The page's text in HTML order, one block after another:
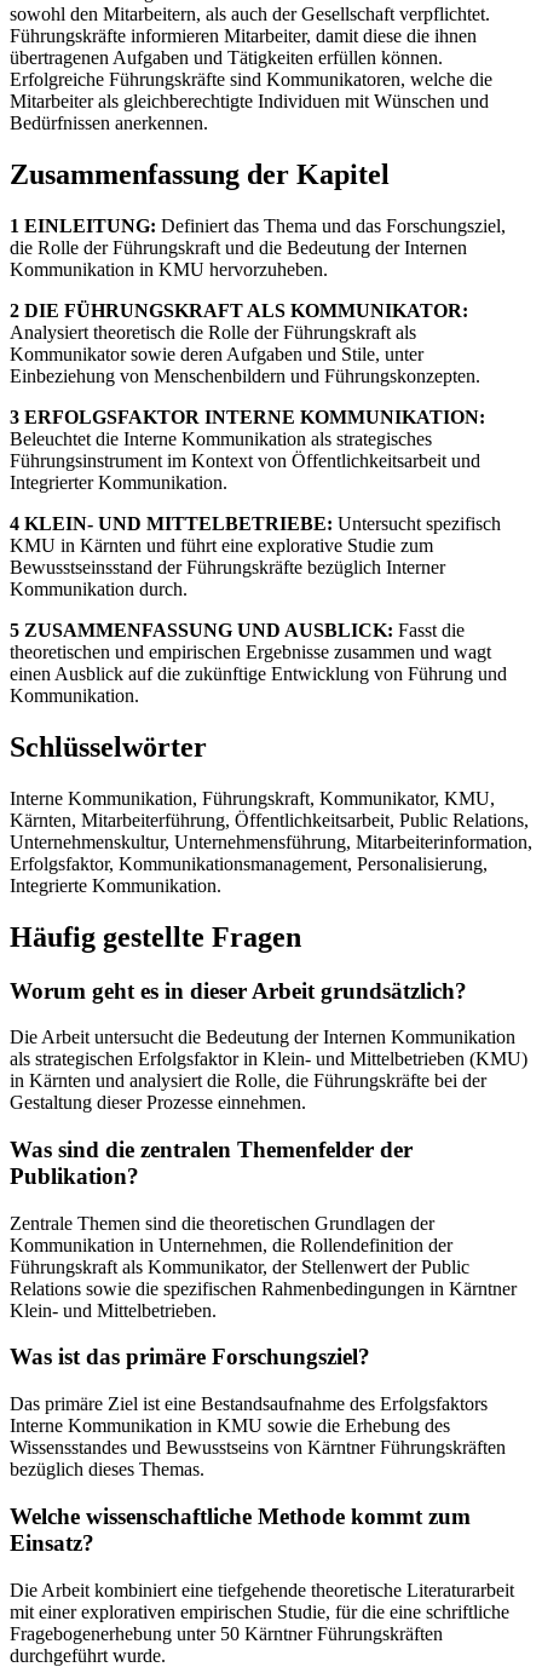
sowohl den Mitarbeitern, als auch der Gesellschaft verpflichtet.
Führungskräfte informieren Mitarbeiter, damit diese die ihnen
übertragenen Aufgaben und Tätigkeiten erfüllen können.
Erfolgreiche Führungskräfte sind Kommunikatoren, welche die
Mitarbeiter als gleichberechtigte Individuen mit Wünschen und
Bedürfnissen anerkennen.
Zusammenfassung der Kapitel
1 EINLEITUNG: Definiert das Thema und das Forschungsziel,
die Rolle der Führungskraft und die Bedeutung der Internen
Kommunikation in KMU hervorzuheben.
2 DIE FÜHRUNGSKRAFT ALS KOMMUNIKATOR:
Analysiert theoretisch die Rolle der Führungskraft als
Kommunikator sowie deren Aufgaben und Stile, unter
Einbeziehung von Menschenbildern und Führungskonzepten.
3 ERFOLGSFAKTOR INTERNE KOMMUNIKATION:
Beleuchtet die Interne Kommunikation als strategisches
Führungsinstrument im Kontext von Öffentlichkeitsarbeit und
Integrierter Kommunikation.
4 KLEIN- UND MITTELBETRIEBE: Untersucht spezifisch
KMU in Kärnten und führt eine explorative Studie zum
Bewusstseinsstand der Führungskräfte bezüglich Interner
Kommunikation durch.
5 ZUSAMMENFASSUNG UND AUSBLICK: Fasst die
theoretischen und empirischen Ergebnisse zusammen und wagt
einen Ausblick auf die zukünftige Entwicklung von Führung und
Kommunikation.
Schlüsselwörter
Interne Kommunikation, Führungskraft, Kommunikator, KMU,
Kärnten, Mitarbeiterführung, Öffentlichkeitsarbeit, Public Relations,
Unternehmenskultur, Unternehmensführung, Mitarbeiterinformation,
Erfolgsfaktor, Kommunikationsmanagement, Personalisierung,
Integrierte Kommunikation.
Häufig gestellte Fragen
Worum geht es in dieser Arbeit grundsätzlich?
Die Arbeit untersucht die Bedeutung der Internen Kommunikation
als strategischen Erfolgsfaktor in Klein- und Mittelbetrieben (KMU)
in Kärnten und analysiert die Rolle, die Führungskräfte bei der
Gestaltung dieser Prozesse einnehmen.
Was sind die zentralen Themenfelder der
Publikation?
Zentrale Themen sind die theoretischen Grundlagen der
Kommunikation in Unternehmen, die Rollendefinition der
Führungskraft als Kommunikator, der Stellenwert der Public
Relations sowie die spezifischen Rahmenbedingungen in Kärntner
Klein- und Mittelbetrieben.
Was ist das primäre Forschungsziel?
Das primäre Ziel ist eine Bestandsaufnahme des Erfolgsfaktors
Interne Kommunikation in KMU sowie die Erhebung des
Wissensstandes und Bewusstseins von Kärntner Führungskräften
bezüglich dieses Themas.
Welche wissenschaftliche Methode kommt zum
Einsatz?
Die Arbeit kombiniert eine tiefgehende theoretische Literaturarbeit
mit einer explorativen empirischen Studie, für die eine schriftliche
Fragebogenerhebung unter 50 Kärntner Führungskräften
durchgeführt wurde.